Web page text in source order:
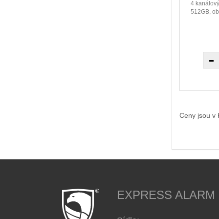
4
512GB,
Ceny jsou v
EXPRESS